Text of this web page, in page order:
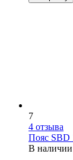
7
4 отзыва
Пояс SBD
В наличии